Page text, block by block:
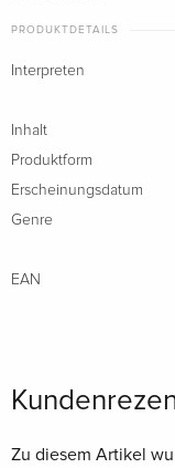
PRODUKTDETAILS
Interpreten
Inhalt
Produktform
Erscheinungsdatum
Genre
EAN
Zu diesem Artikel